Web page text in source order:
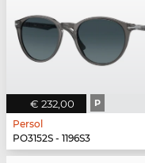
€ 232,00 P
Persol
PO3152S - 1196S3